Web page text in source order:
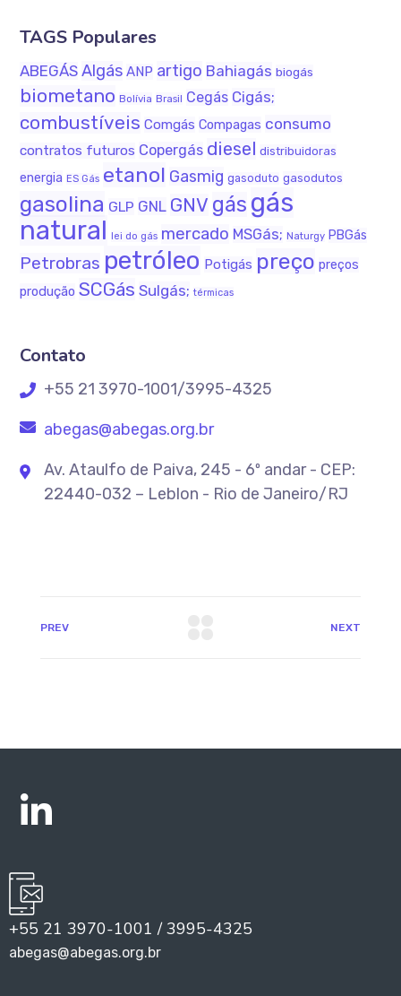
TAGS Populares
ABEGÁS Algás ANP artigo Bahiagás biogás
biometano Bolívia Brasil Cegás Cigás;
combustíveis Comgás Compagas consumo
contratos futuros Copergás diesel distribuidoras
energia ES Gás etanol Gasmig gasoduto gasodutos
gasolina GLP GNL GNV gás gás
natural lei do gás mercado MSGás; Naturgy PBGás
Petrobras petróleo Potigás preço preços
produção SCGás Sulgás; térmicas
Contato
+55 21 3970-1001/3995-4325
abegas@abegas.org.br
Av. Ataulfo de Paiva, 245 - 6º andar - CEP:
22440-032 – Leblon - Rio de Janeiro/RJ
PREV NEXT
+55 21 3970-1001 / 3995-4325
abegas@abegas.org.br